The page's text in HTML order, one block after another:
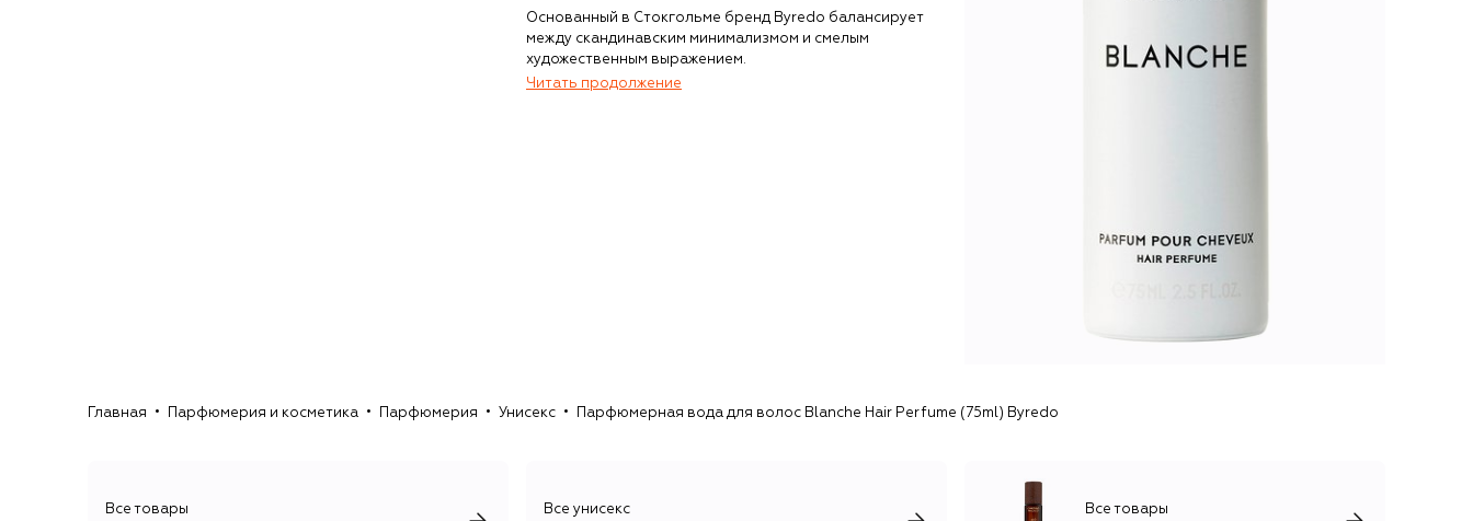
Основанный в Стокгольме бренд Byredo балансирует
между скандинавским минимализмом и смелым
художественным выражением.
Читать продолжение
Главная Парфюмерия и косметика Парфюмерия Унисекс Парфюмерная вода для волос Blanche Hair Perfume (75ml) Byredo
Все товары Все унисекс Все товары